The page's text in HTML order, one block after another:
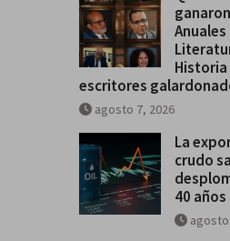
Anuales
Historia
escritores
agosto 7, 2026
La
crudo
40 años